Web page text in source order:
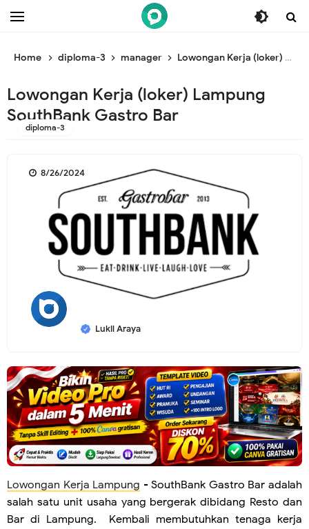
/* ganti br end */
Home diploma-3 manager Lowongan Kerja (loker) Lampung SouthBank Gastro Bar
Lowongan Kerja (loker) Lampung
SouthBank Gastro Bar
diploma-3
Lukil Araya
8/26/2024
Lowongan Kerja Lampung - SouthBank Gastro Bar adalah
salah satu unit usaha yang bergerak dibidang Resto dan
Bar di Lampung. Kembali membutuhkan tenaga kerja